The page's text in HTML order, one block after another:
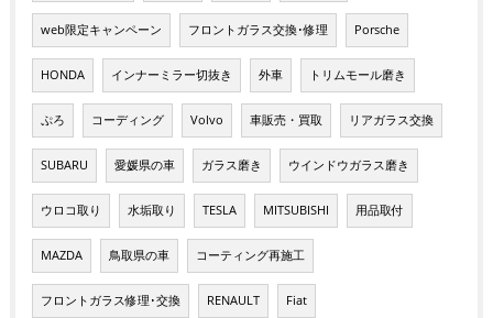
web限定キャンペーン フロントガラス交換･修理 Porsche
HONDA インナーミラー切抜き 外車 トリムモール磨き
ぷろ コーディング Volvo 車販売・買取 リアガラス交換
SUBARU 愛媛県の車 ガラス磨き ウインドウガラス磨き
ウロコ取り 水垢取り TESLA MITSUBISHI 用品取付
MAZDA 鳥取県の車 コーティング再施工
フロントガラス修理･交換 RENAULT Fiat